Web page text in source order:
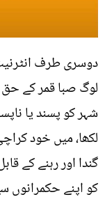
دوسری طرف
لوگ صبا قمر کے
شہر کو پسند یا
لکھا، میں خود
گندا اور رہنے کے
کو اپنے حکمرانوں